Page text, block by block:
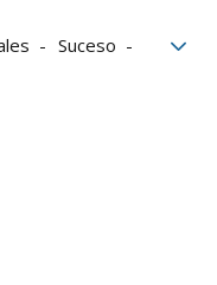
Suceso